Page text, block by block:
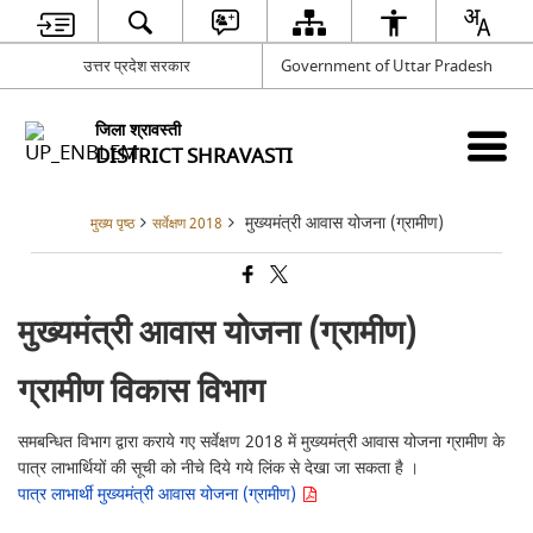
उत्तर प्रदेश सरकार Government of Uttar Pradesh
जिला श्रावस्ती
DISTRICT SHRAVASTI
मुख्य पृष्ठ सर्वेक्षण 2018 मुख्यमंत्री आवास योजना (ग्रामीण)
मुख्यमंत्री आवास योजना (ग्रामीण)
ग्रामीण विकास विभाग
समबन्धित विभाग द्वारा कराये गए सर्वेक्षण 2018 में मुख्यमंत्री आवास योजना ग्रामीण के
पात्र लाभार्थियों की सूची को नीचे दिये गये लिंक से देखा जा सकता है ।
पात्र लाभार्थी मुख्यमंत्री आवास योजना (ग्रामीण)